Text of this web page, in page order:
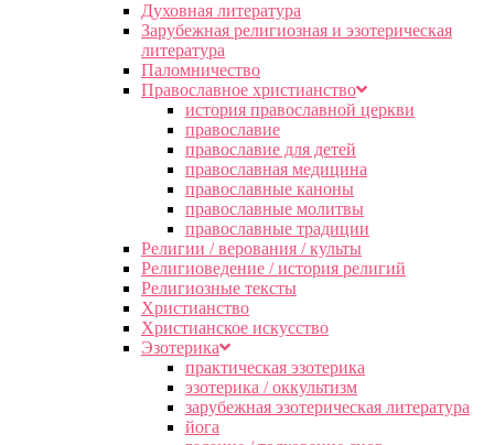
Духовная литература
Зарубежная религиозная и эзотерическая
литература
Паломничество
Православное христианство
история православной церкви
православие
православие для детей
православная медицина
православные каноны
православные молитвы
православные традиции
Религии / верования / культы
Религиоведение / история религий
Религиозные тексты
Христианство
Христианское искусство
Эзотерика
практическая эзотерика
эзотерика / оккультизм
зарубежная эзотерическая литература
йога